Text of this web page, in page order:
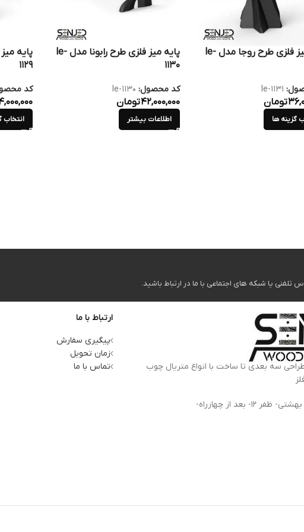
پایه میز فلزی طرح روجا مدل le-
le-1131
تومان
گزینه ها
پایه میز فلزی طرح رابونا مدل le-
1130
کد محصول: le-1130
42,000,000تومان
اطلاعات بیشتر
1129
کد
انتخاب
یا شبکه های اجتماعی با ما در ارتباط باشید.
طراحی سه بعدی تا ساخت با انواع متریال چوب
ارتباط با ما
پیگیری سفارش
زمان تحویل
تماس با ما
آدرس کارخانه: استان البرز، کرج، کمالشهر، بلوار شهید بهشتی- ظفر 12- بعد از چهارراه-